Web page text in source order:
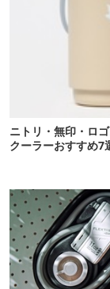
ニトリ・無印・ロ
クーラーおすすめ7